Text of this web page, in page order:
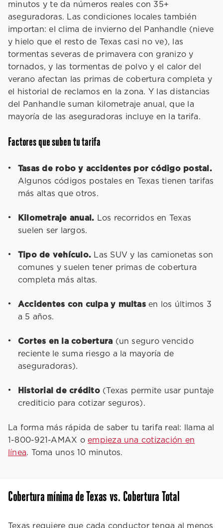
minutos y te da números reales con 35+
aseguradoras. Las condiciones locales también
importan: el clima de invierno del Panhandle (nieve
y hielo que el resto de Texas casi no ve), las
tormentas severas de primavera con granizo y
tornados, y las tormentas de polvo y el calor del
verano afectan las primas de cobertura completa y
el historial de reclamos en la zona. Y las distancias
del Panhandle suman kilometraje anual, que la
mayoría de las aseguradoras incluye en la tarifa.
Factores que suben tu tarifa
Tasas de robo y accidentes por código postal.
Algunos códigos postales en Texas tienen tarifas
más altas que otros.
Kilometraje anual. Los recorridos en Texas
suelen ser largos.
Tipo de vehículo. Las SUV y las camionetas son
comunes y suelen tener primas de cobertura
completa más altas.
Accidentes con culpa y multasen los últimos 3
a 5 años.
Cortes en la cobertura (un seguro vencido
reciente le suma riesgo a la mayoría de
aseguradoras).
Historial de crédito(Texas permite usar puntaje
crediticio para cotizar seguros).
La forma más rápida de saber tu tarifa real: llama al
1-800-921-AMAX oempieza una cotización en
línea. Toma unos 10 minutos.
Cobertura mínima de Texas vs. Cobertura Total
Texas requiere que cada conductor tenga al menos